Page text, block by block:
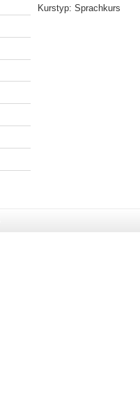
Kurstyp: Sprachkurs